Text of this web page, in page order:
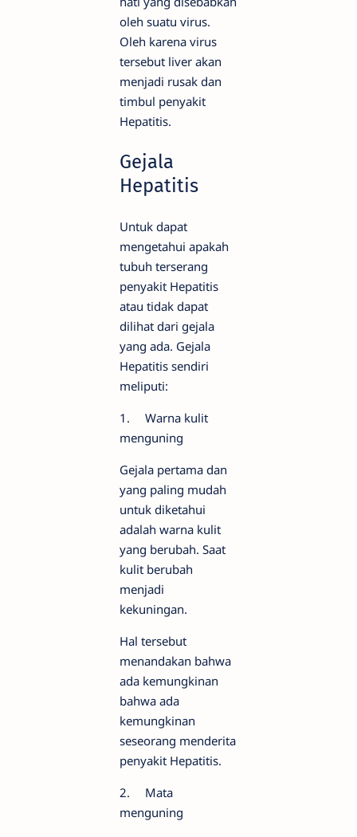
oleh suatu virus.
Oleh karena virus
tersebut liver akan
menjadi rusak dan
timbul penyakit
Hepatitis.
Gejala
Hepatitis
Untuk dapat
mengetahui apakah
tubuh terserang
penyakit Hepatitis
atau tidak dapat
dilihat dari gejala
yang ada. Gejala
Hepatitis sendiri
meliputi:
1.
Warna kulit
menguning
Gejala pertama dan
yang paling mudah
untuk diketahui
adalah warna kulit
yang berubah. Saat
kulit berubah
menjadi
kekuningan.
Hal tersebut
menandakan bahwa
ada kemungkinan
bahwa ada
kemungkinan
seseorang menderita
penyakit Hepatitis.
2.
Mata
menguning